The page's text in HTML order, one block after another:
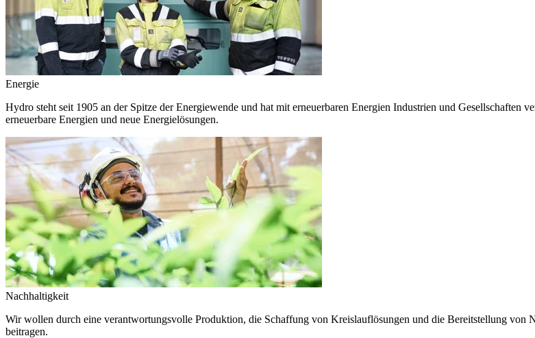
Energie
Hydro steht seit 1905 an der Spitze der Energiewende und hat mit erneuerbaren Energien Industrien und
erneuerbare Energien und neue Energielösungen.
Nachhaltigkeit
Wir wollen durch eine verantwortungsvolle Produktion, die Schaffung von Kreislauflösungen und die Bereitstellung
beitragen.